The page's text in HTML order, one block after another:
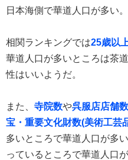
日本海側で華道人口が多い。
相関ランキングでは25歳以
華道人口が多いところは茶
性はいいようだ。
また、 寺院数や呉服店店舗数
宝・重要文化財数(美術工芸
多いところで華道人口が多
っているところで華道人口